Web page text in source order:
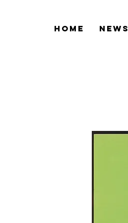
HOME NEWS